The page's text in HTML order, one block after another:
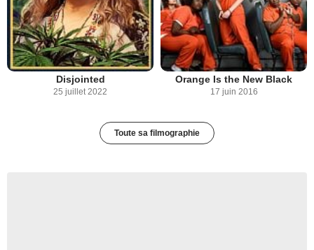
Disjointed
25 juillet 2022
Orange Is the New Black
17 juin 2016
Toute sa filmographie